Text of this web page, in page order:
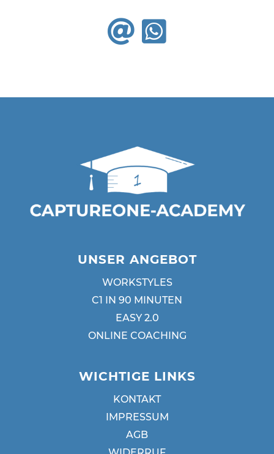
UNSER ANGEBOT
WORKSTYLES
C1 IN 90 MINUTEN
EASY 2.0
ONLINE COACHING
WICHTIGE LINKS
KONTAKT
IMPRESSUM
AGB